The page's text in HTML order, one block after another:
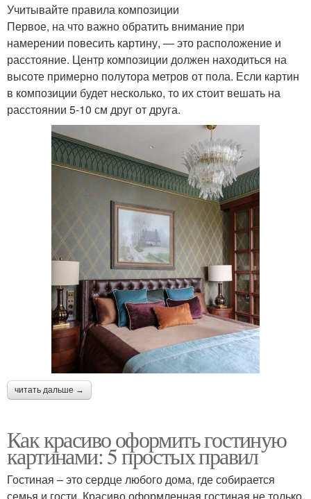
Учитывайте правила композиции
Первое, на что важно обратить внимание при
намерении повесить картину, — это расположение и
расстояние. Центр композиции должен находиться на
высоте примерно полутора метров от пола. Если картин
в композиции будет несколько, то их стоит вешать на
расстоянии 5-10 см друг от друга.
читать дальше →
Как красиво оформить гостиную
картинами: 5 простых правил
Гостиная – это сердце любого дома, где собирается